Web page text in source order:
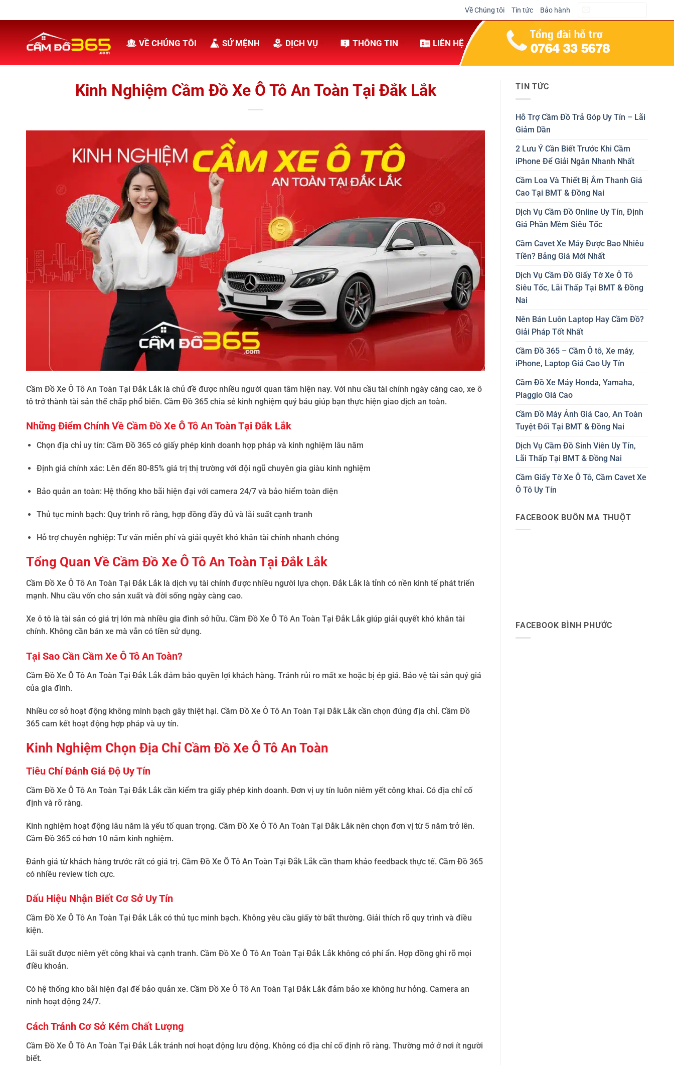
qua
Về Chúng tôi Tin tức Bảo hành
VỀ CHÚNG TÔI SỨ MỆNH DỊCH VỤ THÔNG TIN LIÊN HỆ
Kinh Nghiệm Cầm Đồ Xe Ô Tô An Toàn Tại Đắk Lắk
Cầm Đồ Xe Ô Tô An Toàn Tại Đắk Lắk là chủ đề được nhiều người quan tâm hiện nay. Với nhu cầu tài chính ngày càng cao, xe ô
tô trở thành tài sản thế chấp phổ biến. Cầm Đồ 365 chia sẻ kinh nghiệm quý báu giúp bạn thực hiện giao dịch an toàn.
Những Điểm Chính Về Cầm Đồ Xe Ô Tô An Toàn Tại Đắk Lắk
Chọn địa chỉ uy tín: Cầm Đồ 365 có giấy phép kinh doanh hợp pháp và kinh nghiệm lâu năm
Định giá chính xác: Lên đến 80-85% giá trị thị trường với đội ngũ chuyên gia giàu kinh nghiệm
Bảo quản an toàn: Hệ thống kho bãi hiện đại với camera 24/7 và bảo hiểm toàn diện
Thủ tục minh bạch: Quy trình rõ ràng, hợp đồng đầy đủ và lãi suất cạnh tranh
Hỗ trợ chuyên nghiệp: Tư vấn miễn phí và giải quyết khó khăn tài chính nhanh chóng
Tổng Quan Về Cầm Đồ Xe Ô Tô An Toàn Tại Đắk Lắk
Cầm Đồ Xe Ô Tô An Toàn Tại Đắk Lắklà dịch vụ tài chính được nhiều người lựa chọn. Đắk Lắk là tỉnh có nền kinh tế phát triển
mạnh. Nhu cầu vốn cho sản xuất và đời sống ngày càng cao.
Xe ô tô là tài sản có giá trị lớn mà nhiều gia đình sở hữu. Cầm Đồ Xe Ô Tô An Toàn Tại Đắk Lắkgiúp giải quyết khó khăn tài
chính. Không cần bán xe mà vẫn có tiền sử dụng.
Tại Sao Cần Cầm Xe Ô Tô An Toàn?
Cầm Đồ Xe Ô Tô An Toàn Tại Đắk Lắk đảm bảo quyền lợi khách hàng. Tránh rủi ro mất xe hoặc bị ép giá. Bảo vệ tài sản quý giá
của gia đình.
Nhiều cơ sở hoạt động không minh bạch gây thiệt hại. Cầm Đồ Xe Ô Tô An Toàn Tại Đắk Lắk cần chọn đúng địa chỉ. Cầm Đồ
365 cam kết hoạt động hợp pháp và uy tín.
Kinh Nghiệm Chọn Địa Chỉ Cầm Đồ Xe Ô Tô An Toàn
Tiêu Chí Đánh Giá Độ Uy Tín
Cầm Đồ Xe Ô Tô An Toàn Tại Đắk Lắkcần kiểm tra giấy phép kinh doanh. Đơn vị uy tín luôn niêm yết công khai. Có địa chỉ cố
định và rõ ràng.
Kinh nghiệm hoạt động lâu năm là yếu tố quan trọng. Cầm Đồ Xe Ô Tô An Toàn Tại Đắk Lắknên chọn đơn vị từ 5 năm trở lên.
Cầm Đồ 365 có hơn 10 năm kinh nghiệm.
Đánh giá từ khách hàng trước rất có giá trị. Cầm Đồ Xe Ô Tô An Toàn Tại Đắk Lắk cần tham khảo feedback thực tế. Cầm Đồ 365
có nhiều review tích cực.
Dấu Hiệu Nhận Biết Cơ Sở Uy Tín
Cầm Đồ Xe Ô Tô An Toàn Tại Đắk Lắkcó thủ tục minh bạch. Không yêu cầu giấy tờ bất thường. Giải thích rõ quy trình và điều
kiện.
Lãi suất được niêm yết công khai và cạnh tranh. Cầm Đồ Xe Ô Tô An Toàn Tại Đắk Lắkkhông có phí ẩn. Hợp đồng ghi rõ mọi
điều khoản.
Có hệ thống kho bãi hiện đại để bảo quản xe. Cầm Đồ Xe Ô Tô An Toàn Tại Đắk Lắkđảm bảo xe không hư hỏng. Camera an
ninh hoạt động 24/7.
Cách Tránh Cơ Sở Kém Chất Lượng
Cầm Đồ Xe Ô Tô An Toàn Tại Đắk Lắktránh nơi hoạt động lưu động. Không có địa chỉ cố định rõ ràng. Thường mở ở nơi ít người
biết.
TIN TỨC
Hỗ Trợ Cầm Đồ Trả Góp Uy Tín – Lãi
Giảm Dần
2 Lưu Ý Cần Biết Trước Khi Cầm
iPhone Để Giải Ngân Nhanh Nhất
Cầm Loa Và Thiết Bị Âm Thanh Giá
Cao Tại BMT & Đồng Nai
Dịch Vụ Cầm Đồ Online Uy Tín, Định
Giá Phần Mềm Siêu Tốc
Cầm Cavet Xe Máy Được Bao Nhiêu
Tiền? Bảng Giá Mới Nhất
Dịch Vụ Cầm Đồ Giấy Tờ Xe Ô Tô
Siêu Tốc, Lãi Thấp Tại BMT & Đồng
Nai
Nên Bán Luôn Laptop Hay Cầm Đồ?
Giải Pháp Tốt Nhất
Cầm Đồ 365 – Cầm Ô tô, Xe máy,
iPhone, Laptop Giá Cao Uy Tín
Cầm Đồ Xe Máy Honda, Yamaha,
Piaggio Giá Cao
Cầm Đồ Máy Ảnh Giá Cao, An Toàn
Tuyệt Đối Tại BMT & Đồng Nai
Dịch Vụ Cầm Đồ Sinh Viên Uy Tín,
Lãi Thấp Tại BMT & Đồng Nai
Cầm Giấy Tờ Xe Ô Tô, Cầm Cavet Xe
Ô Tô Uy Tín
FACEBOOK BUÔN MA THUỘT
FACEBOOK BÌNH PHƯỚC